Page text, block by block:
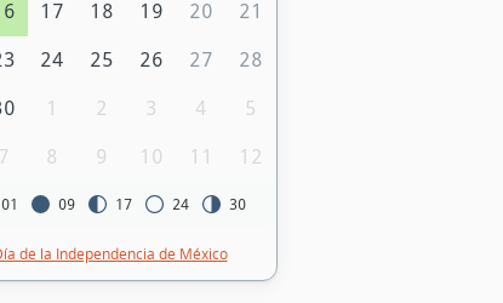
17 18 19 20 21
24 25 26 27 28
1 2 3 4 5
7 8 9 10 11 12
09 17 24 30
de la Independencia de México